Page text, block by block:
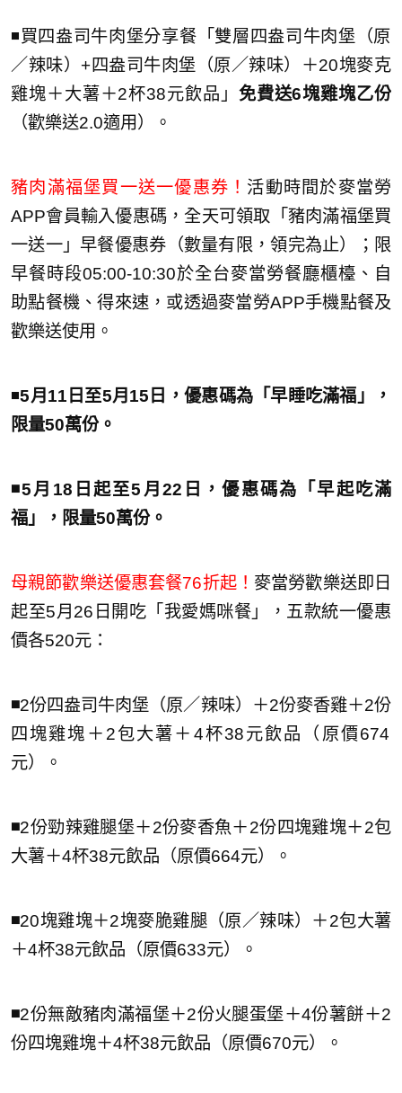
◾️買四盎司牛肉堡分享餐「雙層四盎司牛肉堡（原
／辣味）+四盎司牛肉堡（原／辣味）＋20塊麥克
雞塊＋大薯＋2杯38元飲品」 免費送6塊雞塊乙份
（歡樂送2.0適用）。
豬肉滿福堡買一送一優惠券！ 活動時間於麥當勞
APP會員輸入優惠碼，全天可領取「豬肉滿福堡買
一送一」早餐優惠券（數量有限，領完為止）；限
早餐時段05:00-10:30於全台麥當勞餐廳櫃檯、自
助點餐機、得來速，或透過麥當勞APP手機點餐及
歡樂送使用。
◾️5月11日至5月15日，優惠碼為「早睡吃滿福」，
限量50萬份。
◾️5月18日起至5月22日，優惠碼為「早起吃滿
福」，限量50萬份。
母親節歡樂送優惠套餐76折起！ 麥當勞歡樂送即日
起至5月26日開吃「我愛媽咪餐」，五款統一優惠
價各520元：
◾️2份四盎司牛肉堡（原／辣味）＋2份麥香雞＋2份
四塊雞塊＋2包大薯＋4杯38元飲品（原價674
元）。
◾️2份勁辣雞腿堡＋2份麥香魚＋2份四塊雞塊＋2包
大薯＋4杯38元飲品（原價664元）。
◾️20塊雞塊＋2塊麥脆雞腿（原／辣味）＋2包大薯
＋4杯38元飲品（原價633元）。
◾️2份無敵豬肉滿福堡＋2份火腿蛋堡＋4份薯餅＋2
份四塊雞塊＋4杯38元飲品（原價670元）。